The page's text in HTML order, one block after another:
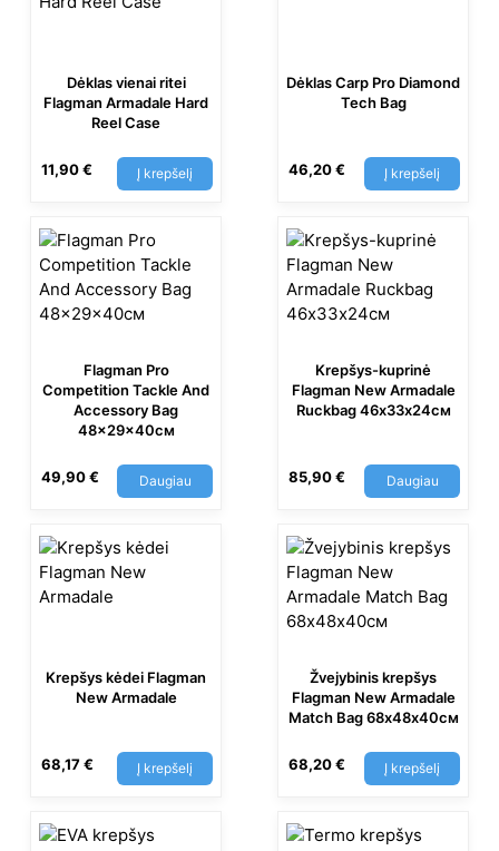
Dėklas vienai ritei
Flagman Armadale Hard
Reel Case
11,90€ Į krepšelį
Dėklas Carp Pro Diamond
Tech Bag
46,20€ Į krepšelį
Flagman Pro
Competition Tackle And
Accessory Bag
48x29x40см
49,90€ Daugiau
Krepšys-kuprinė
Flagman New Armadale
Ruckbag 46х33х24см
85,90€ Daugiau
Krepšys kėdei Flagman
New Armadale
68,17€ Į krepšelį
Žvejybinis krepšys
Flagman New Armadale
Match Bag 68х48х40см
68,20€ Į krepšelį